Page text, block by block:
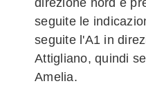
direzione nord e
seguite le
seguite l'A1 in
Attigliano, quindi
Amelia.